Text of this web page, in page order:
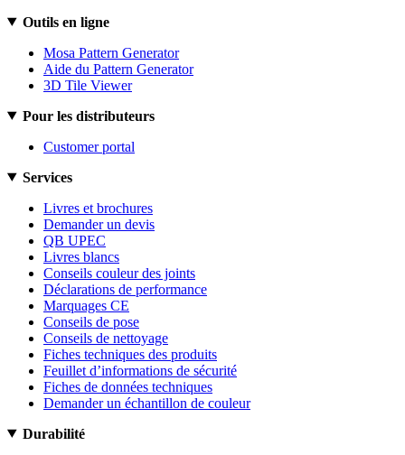
Outils en ligne
Mosa Pattern Generator
Aide du Pattern Generator
3D Tile Viewer
Pour les distributeurs
Customer portal
Services
Livres et brochures
Demander un devis
QB UPEC
Livres blancs
Conseils couleur des joints
Déclarations de performance
Marquages CE
Conseils de pose
Conseils de nettoyage
Fiches techniques des produits
Feuillet d’informations de sécurité
Fiches de données techniques
Demander un échantillon de couleur
Durabilité